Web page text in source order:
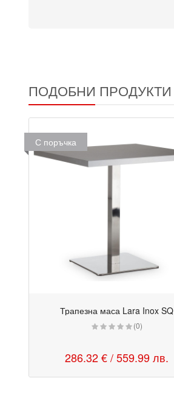
ПОДОБНИ ПРОДУКТИ
С поръчка
Трапезна маса Lara Inox SQ
(0)
286.32 € / 559.99 лв.